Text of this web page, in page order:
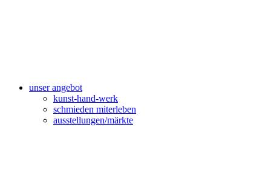
unser angebot
kunst-hand-werk
schmieden miterleben
ausstellungen/märkte